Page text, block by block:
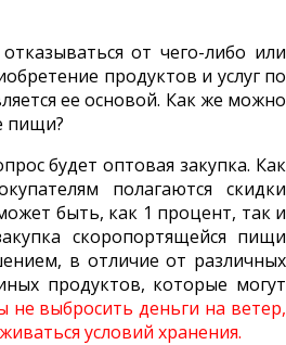
от чего-либо или
продуктов и услуг по
ее основой. Как же можно
пищи?
будет оптовая закупка. Как
полагаются скидки
быть, как 1 процент, так и
скоропортящейся пищи
в отличие от различных
продуктов, которые могут
не выбросить деньги на ветер,
условий хранения.